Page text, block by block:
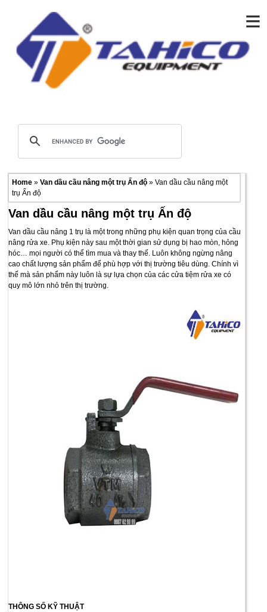
≡
Home»Van dầu cầu nâng một trụ Ấn độ» Van dầu cầu nâng một
trụ Ấn độ
Van dầu cầu nâng một trụ Ấn độ
Van dầu cầu nâng 1 trụ là một trong những phụ kiện quan trọng của cầu
nâng rửa xe. Phụ kiện này sau một thời gian sử dụng bị hao mòn, hỏng
hóc… mọi người có thể tìm mua và thay thế. Luôn không ngừng nâng
cao chất lượng sản phẩm để phù hợp với thị trường tiêu dùng. Chính vì
thế mà sản phẩm này luôn là sự lựa chọn của các cửa tiệm rửa xe có
quy mô lớn nhỏ trên thị trường.
THÔNG SỐ KỸ THUẬT